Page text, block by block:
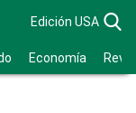
Edición USA
Economía